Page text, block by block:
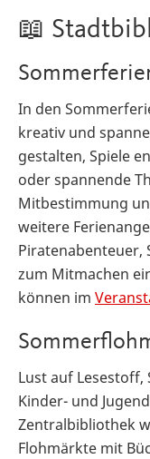
📖
In den
kreativ und
gestalten, Spiele
oder spannende
Mitbestimmung
weitere
Piratenabenteuer,
zum Mitmachen
können im
Lust auf Lesestoff,
Kinder- und
Zentralbibliothek
Flohmärkte mit